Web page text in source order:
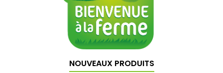
NOUVEAUX PRODUITS